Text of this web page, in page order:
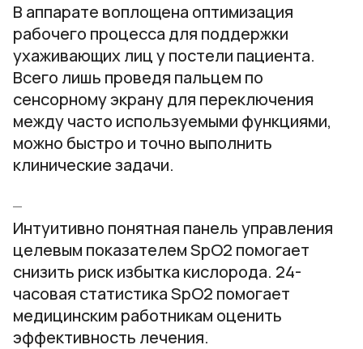
В аппарате воплощена оптимизация
рабочего процесса для поддержки
ухаживающих лиц у постели пациента.
Всего лишь проведя пальцем по
сенсорному экрану для переключения
между часто используемыми функциями,
можно быстро и точно выполнить
клинические задачи.
Интуитивно понятная панель управления
целевым показателем SpO2 помогает
снизить риск избытка кислорода. 24-
часовая статистика SpO2 помогает
медицинским работникам оценить
эффективность лечения.